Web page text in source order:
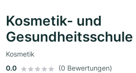
Kosmetik- und
Gesundheitsschule
Kosmetik
0.0
(0 Bewertungen)